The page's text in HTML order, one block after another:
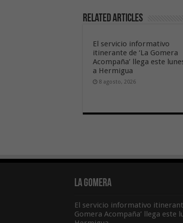
Related Articles
El servicio informativo
itinerante de ‘La Gomera
Acompaña’ llega este
a Hermigua
8 agosto, 2026
La Gomera
El servicio informativo
Gomera Acompaña’ llega este